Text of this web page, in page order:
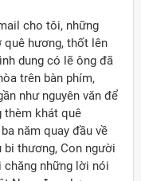
cho tôi, những
quê hương, thốt lên
dung có lẽ ông đã
trên bàn phím,
như nguyên văn để
thèm khát quê
năm quay đầu về
bi thương, Con người
chăng những lời nói